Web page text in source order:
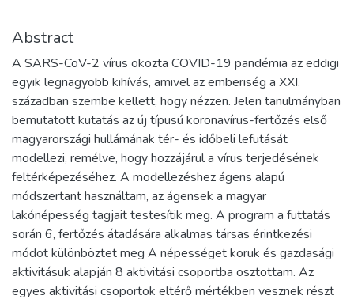
Abstract
A SARS-CoV-2 vírus okozta COVID-19 pandémia az eddigi
egyik legnagyobb kihívás, amivel az emberiség a XXI.
században szembe kellett, hogy nézzen. Jelen tanulmányban
bemutatott kutatás az új típusú koronavírus-fertőzés első
magyarországi hullámának tér- és időbeli lefutását
modellezi, remélve, hogy hozzájárul a vírus terjedésének
feltérképezéséhez. A modellezéshez ágens alapú
módszertant használtam, az ágensek a magyar
lakónépesség tagjait testesítik meg. A program a futtatás
során 6, fertőzés átadására alkalmas társas érintkezési
módot különböztet meg A népességet koruk és gazdasági
aktivitásuk alapján 8 aktivitási csoportba osztottam. Az
egyes aktivitási csoportok eltérő mértékben vesznek részt